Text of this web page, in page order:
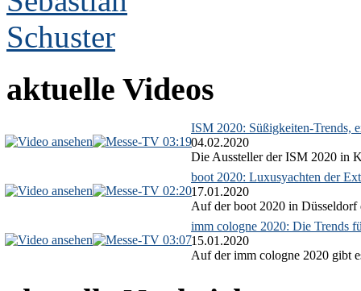
aktuelle Videos
03:19
ISM 2020: Süßigkeiten-Trends,
04.02.2020
Die Aussteller der ISM 2020 in
02:20
boot 2020: Luxusyachten der
17.01.2020
Auf der boot 2020 in Düsseldorf
03:07
imm cologne 2020: Die Trends
15.01.2020
Auf der imm cologne 2020 gibt